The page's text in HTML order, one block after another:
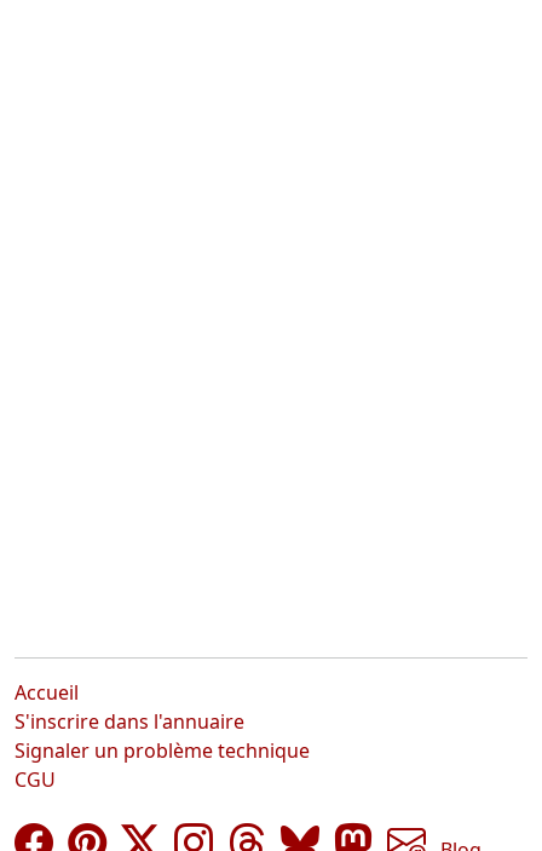
Accueil
S'inscrire dans l'annuaire
Signaler un problème technique
CGU